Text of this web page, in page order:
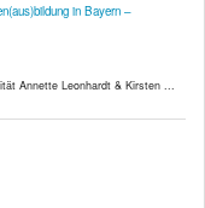
in Bayern –
Annette Leonhardt & Kirsten ...